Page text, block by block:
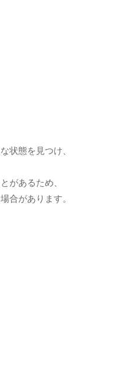
状態を見つけ、
があるため、
合があります。